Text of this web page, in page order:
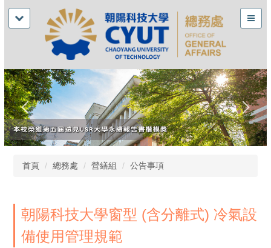
首頁 總務處 營繕組 公告事項
朝陽科技大學窗型 (含分離式) 冷氣設
備使用管理規範